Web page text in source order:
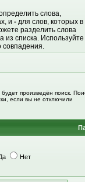
слова,
и - для слов, которых в
разделить слова
из списка. Используйте
совпадения.
произведён поиск.
если вы не отключили
Нет